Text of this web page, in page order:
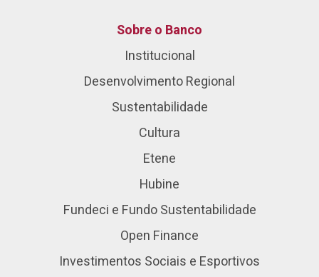
Sobre o Banco
Institucional
Desenvolvimento Regional
Sustentabilidade
Cultura
Etene
Hubine
Fundeci e Fundo Sustentabilidade
Open Finance
Investimentos Sociais e Esportivos